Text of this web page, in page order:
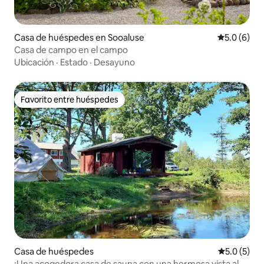
Casa de huéspedes en Sooaluse
5.0 (6)
Casa de campo en el campo
Ubicación · Estado · Desayuno
Favorito entre huéspedes
Favorito entre huéspedes
Casa de huéspedes
5.0 (5)